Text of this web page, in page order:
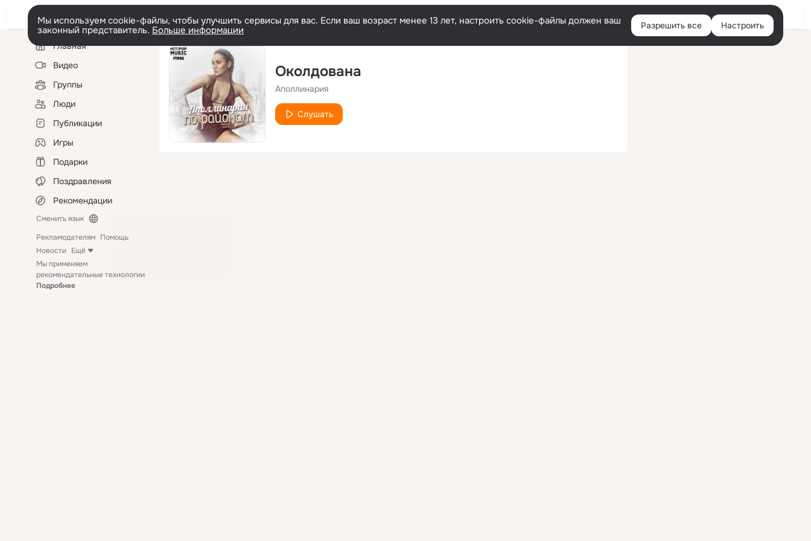
Войти
Мы используем cookie-файлы, чтобы улучшить сервисы для вас. Если ваш возраст менее 13 лет, настроить cookie-файлы должен ваш
законный представитель. Больше информации Разрешить все Настроить
Левая
колонкаГлавная
Видео
Группы
Люди
Публикации
Игры
Подарки
Поздравления
Рекомендации
Сменить язык
Рекламодателям Помощь
Новости Ещё
Мы применяем
рекомендательные технологии
Подробнее
Околдована
Аполлинария
Слушать